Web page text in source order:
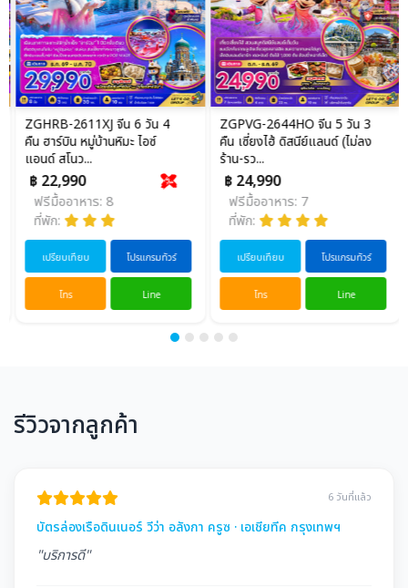
ZGHRB-2611XJ จีน 6 วัน 4
คืน ฮาร์บิน หมู่บ้านหิมะ ไอซ์
แอนด์ สโนว...
฿ 22,990
ฟรีมื้ออาหาร: 8
ที่พัก:
เปรียบเทียบ โปรแกรมทัวร์
โทร Line
ZGPVG-2644HO จีน 5 วัน 3
คืน เซี่ยงไฮ้ ดิสนีย์แลนด์ (ไม่ลง
ร้าน-รว...
฿ 24,990
ฟรีมื้ออาหาร: 7
ที่พัก:
เปรียบเทียบ โปรแกรมทัวร์
โทร Line
รีวิวจากลูกค้า
6 วันที่แล้ว
บัตรล่องเรือดินเนอร์ วีว่า อลังกา ครูซ · เอเชียทีค กรุงเทพฯ
"บริการดี"